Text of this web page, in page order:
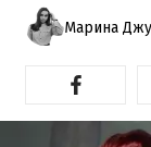
Марина